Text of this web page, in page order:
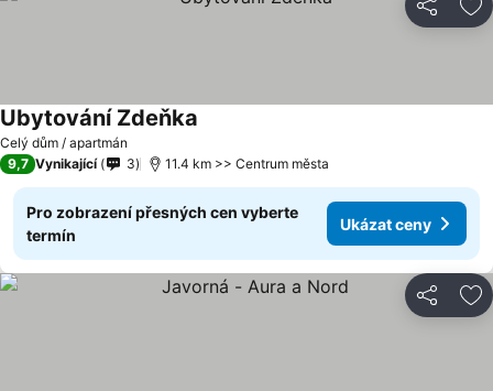
Sdílet
Celý dům / apartmán
Ubytování Zdeňka
9,7 Vynikající 3 11.4 km >> Centrum města
Pro zobrazení přesných cen vyberte
termín
Ukázat ceny
Sdílet